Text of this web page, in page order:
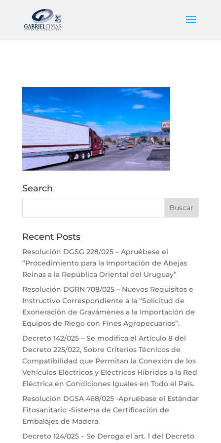
Search
Recent Posts
Resolución DGSG 228/025 – Apruébese el
“Procedimiento para la Importación de Abejas
Reinas a la República Oriental del Uruguay”
Resolución DGRN 708/025 – Nuevos Requisitos e
Instructivo Correspondiente a la “Solicitud de
Exoneración de Gravámenes a la Importación de
Equipos de Riego con Fines Agropecuarios”.
Decreto 142/025 – Se modifica el Artículo 8 del
Decreto 225/022, Sobre Criterios Técnicos de
Compatibilidad que Permitan la Conexión de los
Vehículos Eléctricos y Eléctricos Híbridos a la Red
Eléctrica en Condiciones Iguales en Todo el País.
Resolución DGSA 468/025 -Apruébase el Estándar
Fitosanitario -Sistema de Certificación de
Embalajes de Madera.
Decreto 124/025 – Se Deroga el art. 1 del Decreto